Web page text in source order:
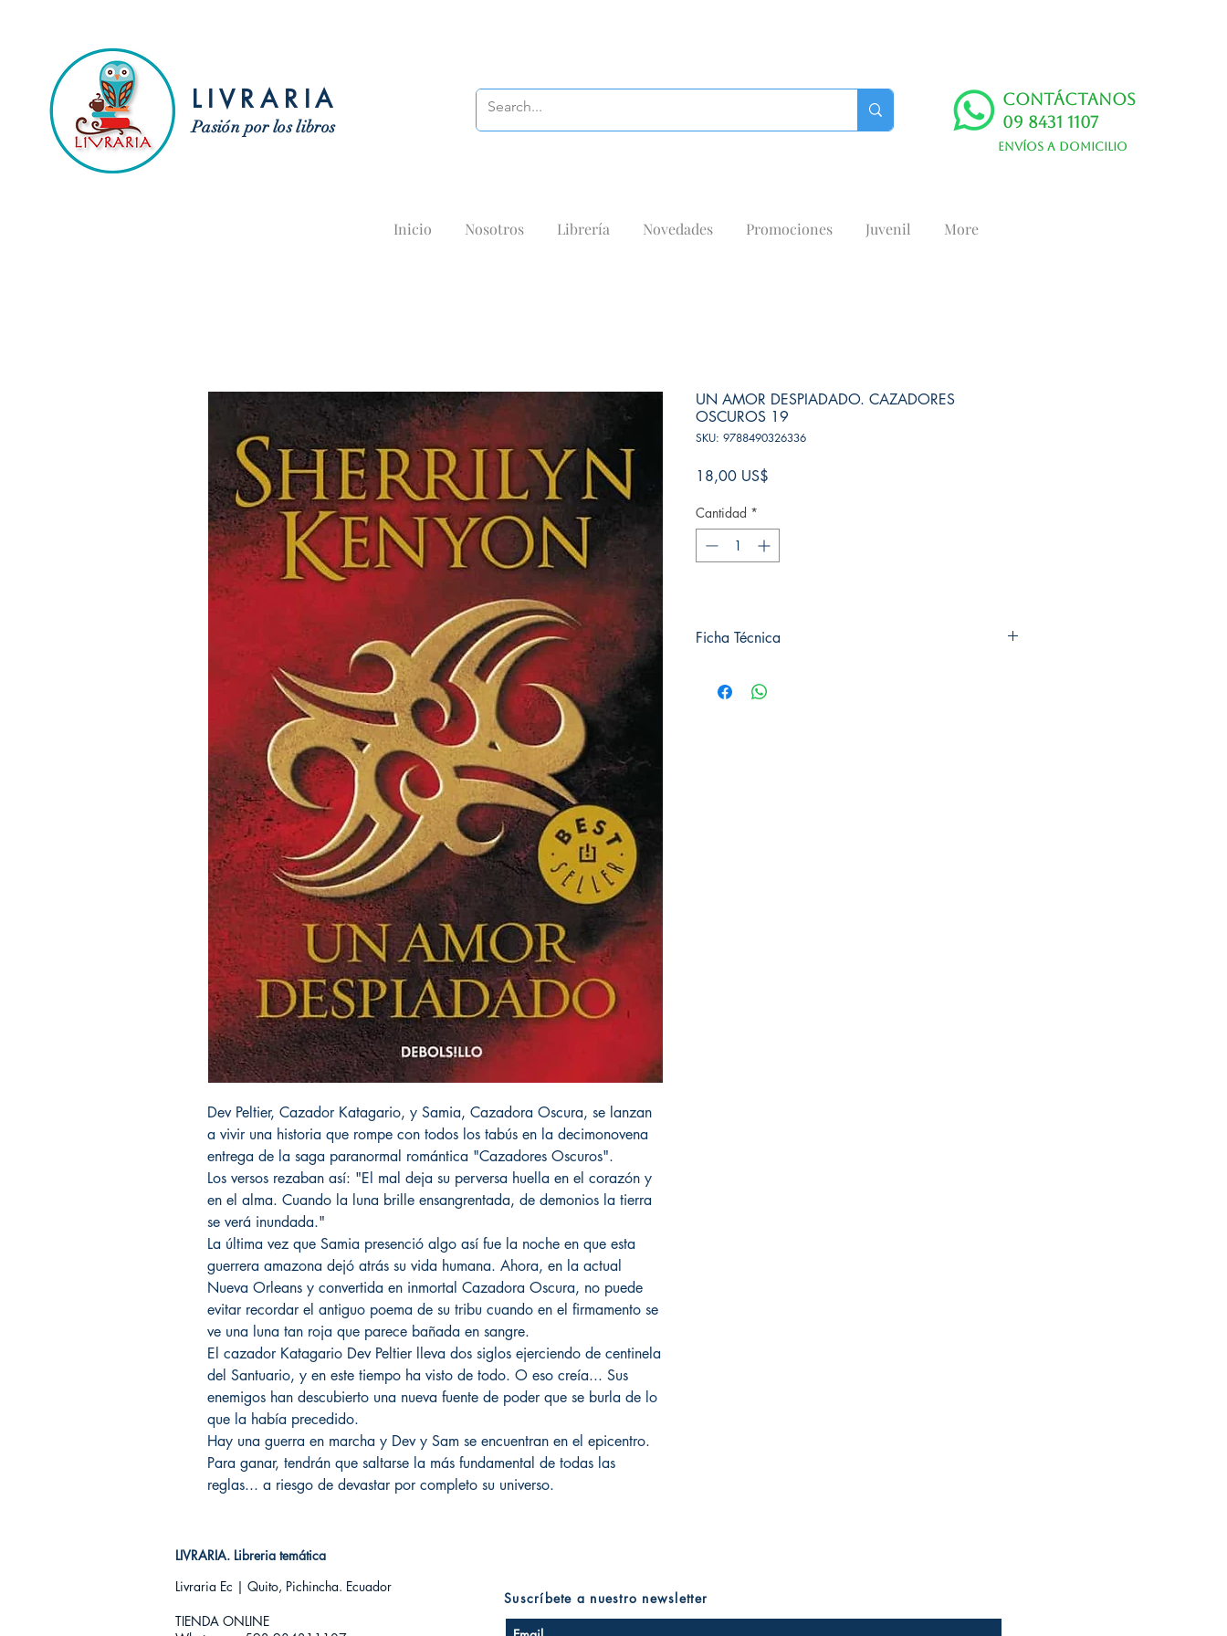
LIVRARIA
Pasión por los libros
Contáctanos
09 8431 1107
Envíos a domicilio
Inicio Nosotros Librería Novedades Promociones Juvenil More
Dev Peltier, Cazador Katagario, y Samia, Cazadora Oscura, se lanzan
a vivir una historia que rompe con todos los tabús en la decimonovena
entrega de la saga paranormal romántica "Cazadores Oscuros".
Los versos rezaban así: "El mal deja su perversa huella en el corazón y
en el alma. Cuando la luna brille ensangrentada, de demonios la tierra
se verá inundada."
La última vez que Samia presenció algo así fue la noche en que esta
guerrera amazona dejó atrás su vida humana. Ahora, en la actual
Nueva Orleans y convertida en inmortal Cazadora Oscura, no puede
evitar recordar el antiguo poema de su tribu cuando en el firmamento se
ve una luna tan roja que parece bañada en sangre.
El cazador Katagario Dev Peltier lleva dos siglos ejerciendo de centinela
del Santuario, y en este tiempo ha visto de todo. O eso creía... Sus
enemigos han descubierto una nueva fuente de poder que se burla de lo
que la había precedido.
Hay una guerra en marcha y Dev y Sam se encuentran en el epicentro.
Para ganar, tendrán que saltarse la más fundamental de todas las
reglas... a riesgo de devastar por completo su universo.
UN AMOR DESPIADADO. CAZADORES
OSCUROS 19
SKU: 9788490326336
18,00 US$
Cantidad *
Ficha Técnica
Editorial: DEBOLSILLO
LIVRARIA. Libreria temática
Livraria Ec | Quito, Pichincha. Ecuador
TIENDA ONLINE​
Suscríbete a nuestro newsletter